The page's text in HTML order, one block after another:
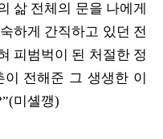
삶 전체의 문을 나에게
하게 간직하고 있던 전
피범벅이 된 처절한 정
전해준 그 생생한 이
미셸깽)